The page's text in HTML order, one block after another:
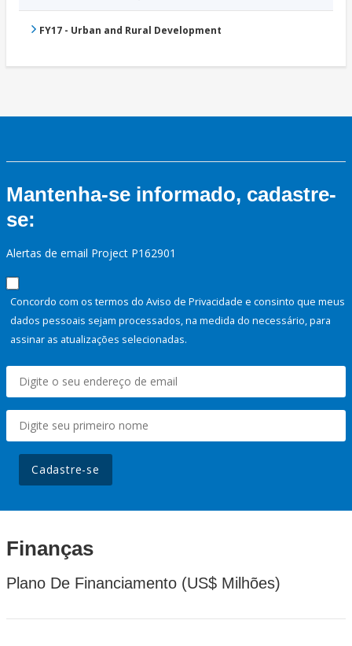
FY17 - Urban and Rural Development
Mantenha-se informado, cadastre-
se:
Alertas de email Project P162901
Concordo com os termos do Aviso de Privacidade e consinto que meus
dados pessoais sejam processados, na medida do necessário, para
assinar as atualizações selecionadas.
Cadastre-se
Finanças
Plano De Financiamento (US$ Milhões)